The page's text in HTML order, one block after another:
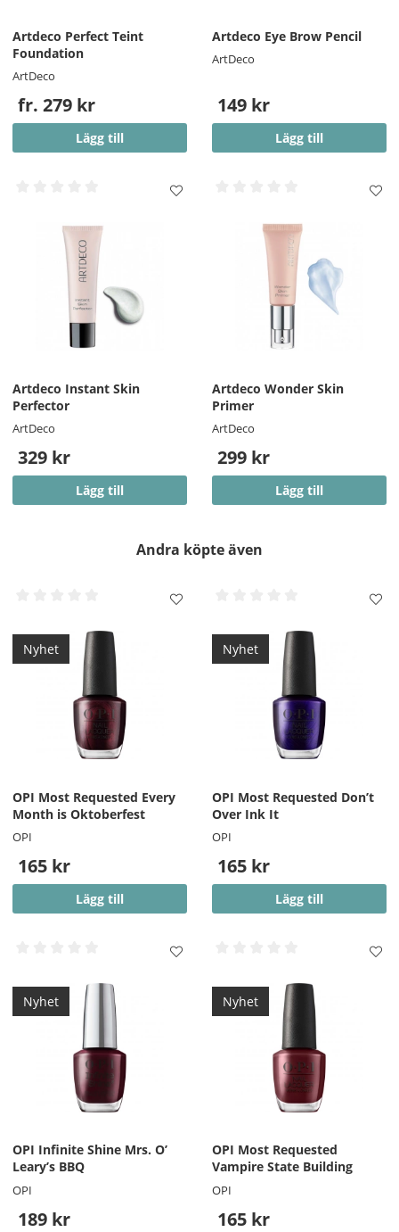
Artdeco Perfect Teint
Foundation
ArtDeco
fr. 279 kr
Lägg till
Artdeco Eye Brow Pencil
ArtDeco
149 kr
Lägg till
Artdeco Instant Skin
Perfector
ArtDeco
329 kr
Lägg till
Artdeco Wonder Skin
Primer
ArtDeco
299 kr
Lägg till
Andra köpte även
Nyhet
OPI Most Requested Every
Month is Oktoberfest
OPI
165 kr
Lägg till
Nyhet
OPI Most Requested Don’t
Over Ink It
OPI
165 kr
Lägg till
Nyhet
OPI Infinite Shine Mrs. O’
Leary’s BBQ
OPI
189 kr
Nyhet
OPI Most Requested
Vampire State Building
OPI
165 kr